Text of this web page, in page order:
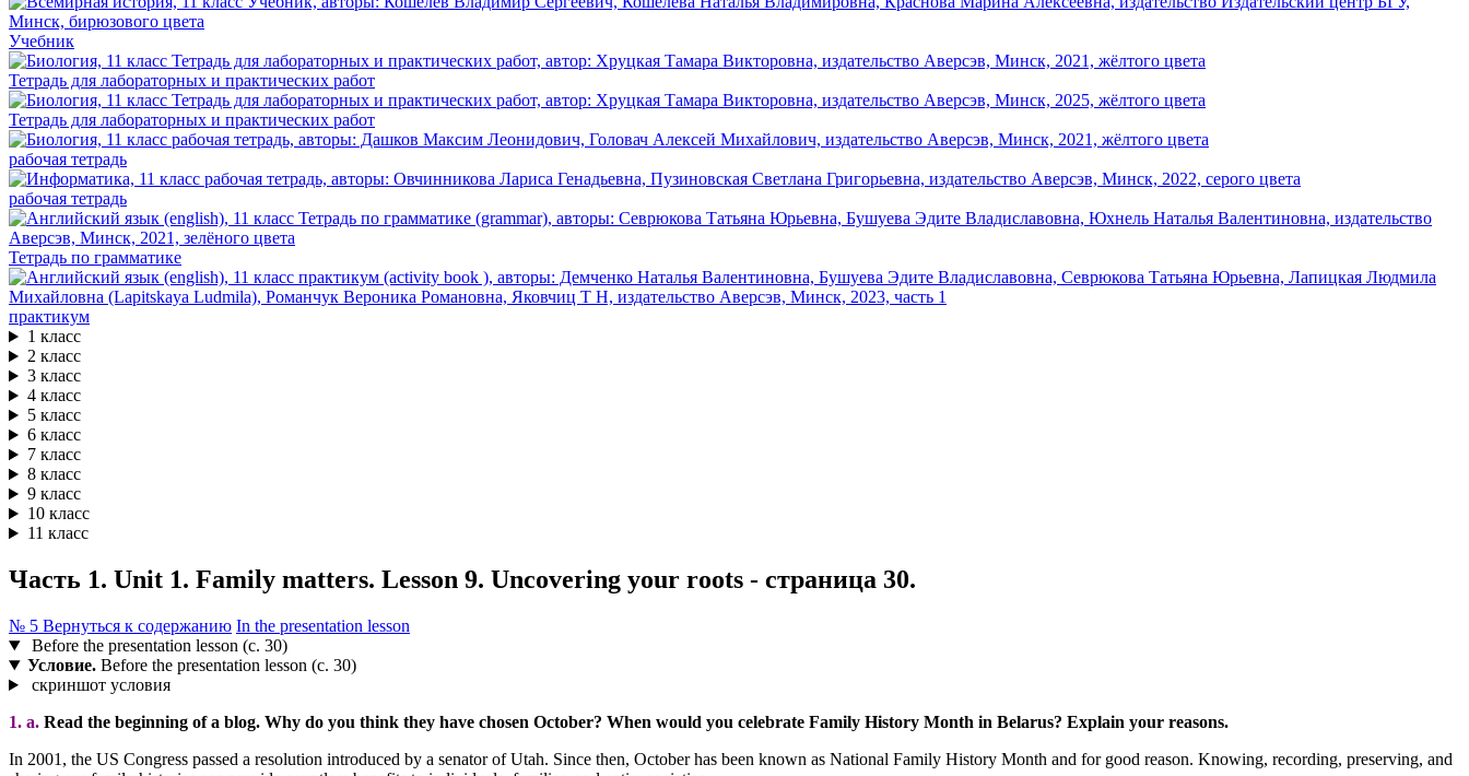
Учебник
Тетрадь для лабораторных и практических работ
Тетрадь для лабораторных и практических работ
рабочая тетрадь
рабочая тетрадь
Тетрадь по грамматике
практикум
1 класс
2 класс
3 класс
4 класс
5 класс
6 класс
7 класс
8 класс
9 класс
10 класс
11 класс
Часть 1. Unit 1. Family matters. Lesson 9. Uncovering your roots - страница 30.
№ 5 Вернуться к содержанию In the presentation lesson
Before the presentation lesson (с. 30)
Условие.Before the presentation lesson (с. 30)
скриншот условия
1. a. Read the beginning of a blog. Why do you think they have chosen October? When would you celebrate Family History Month in Belarus? Explain your reasons.
In 2001, the US Congress passed a resolution introduced by a senator of Utah. Since then, October has been known as National Family History Month and for good reason. Knowing, recording, preserving, and